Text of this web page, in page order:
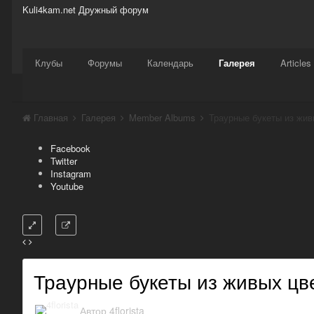
Kuli4kam.net Дружный форум
Сайт
Клубы Форумы Календарь Галерея Articles
Активность Support Магазин
Главная Галерея Member Albums
Facebook
Twitter
Instagram
Youtube
Траурные букеты из живых
Автор 4florista